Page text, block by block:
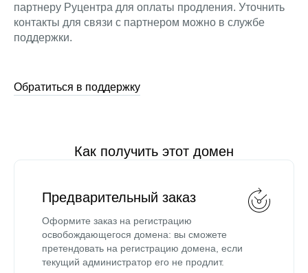
партнеру Руцентра для оплаты продления. Уточнить
контакты для связи с партнером можно в службе
поддержки.
Обратиться в поддержку
Как получить этот домен
Предварительный заказ
Оформите заказ на регистрацию
освобождающегося домена: вы сможете
претендовать на регистрацию домена, если
текущий администратор его не продлит.